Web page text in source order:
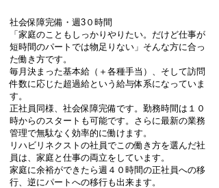
社会保障完備・週3０時間
「家庭のこともしっかりやりたい。だけど仕事が
短時間のパートでは物足りない」そんな方に合っ
た働き方です。
毎月決まった基本給（＋各種手当）、そして訪問
件数に応じた超過給という給与体系になっていま
す。
正社員同様、社会保障完備です。勤務時間は１０
時からのスタートも可能です。さらに最新の業務
管理で無駄なく効率的に働けます。
リハビリネクストの社員でこの働き方を選んだ社
員は、家庭と仕事の両立をしています。
家庭に余裕ができたら週４０時間の正社員への移
行、逆にパートへの移行も出来ます。